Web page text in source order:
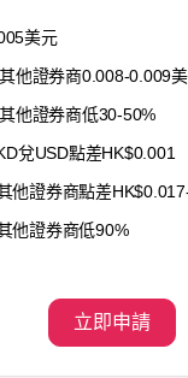
美元
他證券商0.008-0.009
他證券商低30-50%
兌USD點差HK$0.001
他證券商點差
他證券商低90%
立即申請